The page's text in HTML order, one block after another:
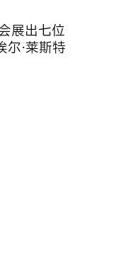
展出七位
尔·莱斯特